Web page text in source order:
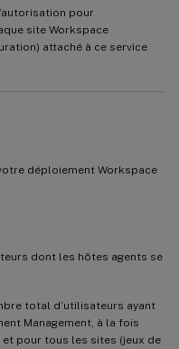
pour
site Workspace
attaché à ce service
déploiement Workspace
dont les hôtes agents se
total d’utilisateurs ayant
Management, à la fois
pour tous les sites (jeux de